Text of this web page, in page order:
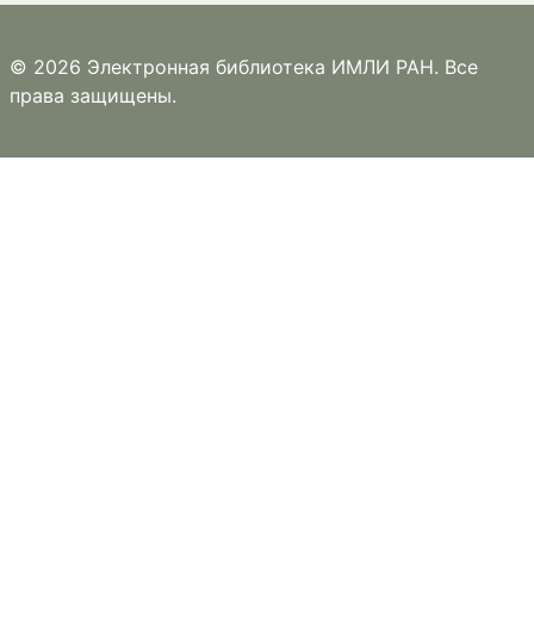
© 2026 Электронная библиотека ИМЛИ РАН. Все
права защищены.